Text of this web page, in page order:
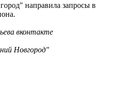
направила запросы в
вконтакте
Новгород"